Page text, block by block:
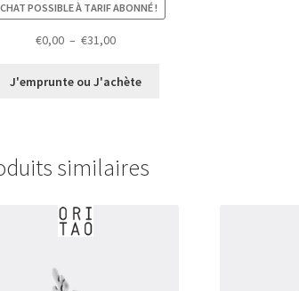
POSSIBLE À TARIF ABONNÉ !
€0,00 – €31,00Plage
prix :
J'emprunte ou J'achète
similaires